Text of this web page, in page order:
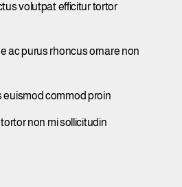
volutpat efficitur tortor
ac purus rhoncus ornare non
euismod commod proin
non mi sollicitudin